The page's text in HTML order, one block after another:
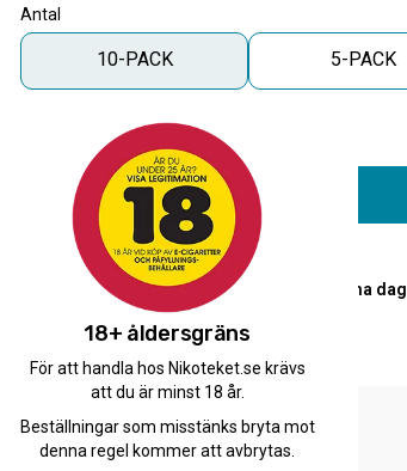
Antal
10-PACK 5-PACK
+
Snabba leveranser med PostNord
Beställningar innan 12.00 skickas samma dag
Leverans 1-3 arbetsdagar
Artikelnr
Format
18+ åldersgräns
För att handla hos Nikoteket.se krävs
att du är minst 18 år.
Beställningar som misstänks bryta mot
denna regel kommer att avbrytas.